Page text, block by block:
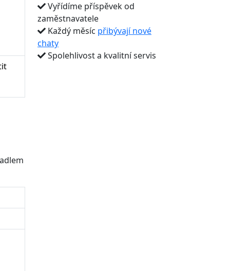
Vyřídíme příspěvek od
zaměstnavatele
Každý měsíc přibývají nové
chaty
Spolehlivost a kvalitní servis